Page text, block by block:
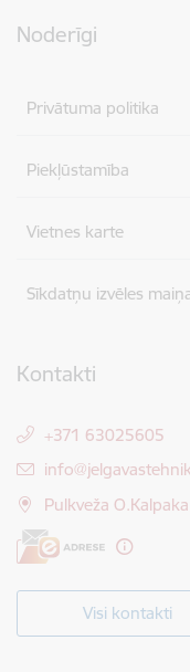
Noderīgi
Privātuma politika
Piekļūstamība
Vietnes karte
Sīkdatņu izvēles
Kontakti
+371 63025605
E-pasts:
Pulkveža
Visi kontakti